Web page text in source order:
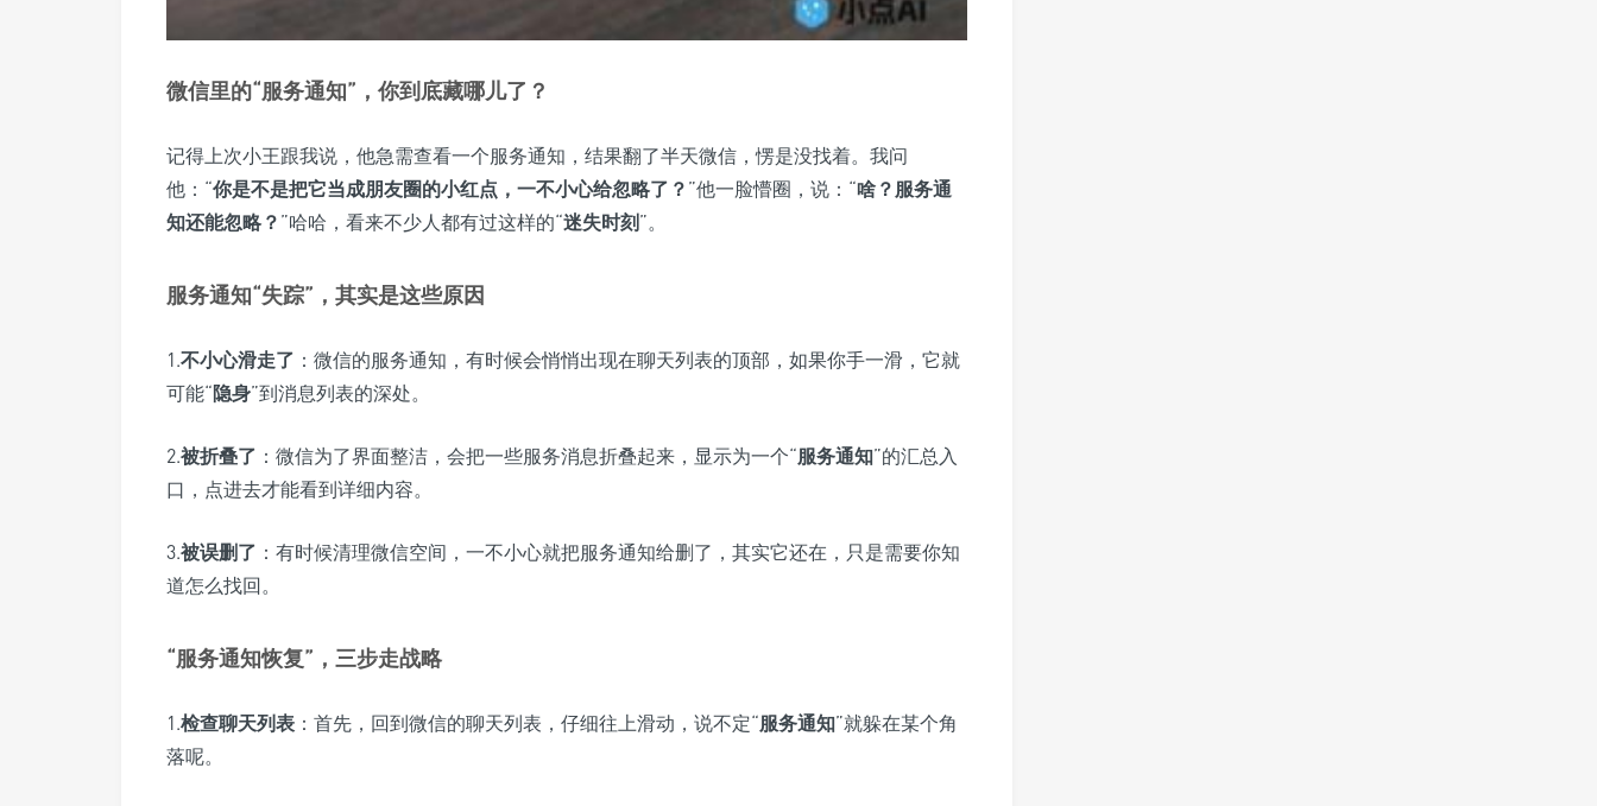
微信里的“服务通知”，你到底藏哪儿了？
记得上次小王跟我说，他急需查看一个服务通知，结果翻了半天微信，愣是没找着。我问
他：“你是不是把它当成朋友圈的小红点，一不小心给忽略了？ ”他一脸懵圈，说：“啥？服务通
知还能忽略？ ”哈哈，看来不少人都有过这样的“迷失时刻 ”。
服务通知“失踪”，其实是这些原因
1.不小心滑走了 ：微信的服务通知，有时候会悄悄出现在聊天列表的顶部，如果你手一滑，它就
可能“隐身”到消息列表的深处。
2.被折叠了 ：微信为了界面整洁，会把一些服务消息折叠起来，显示为一个“服务通知”的汇总入
口，点进去才能看到详细内容。
3.被误删了 ：有时候清理微信空间，一不小心就把服务通知给删了，其实它还在，只是需要你知
道怎么找回。
“服务通知恢复”，三步走战略
1.检查聊天列表 ：首先，回到微信的聊天列表，仔细往上滑动，说不定“服务通知”就躲在某个角
落呢。